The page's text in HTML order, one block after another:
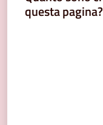
segnalazioni
questa pagina?